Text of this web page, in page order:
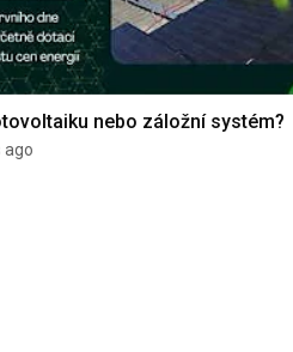
nebo záložní systém?
ago